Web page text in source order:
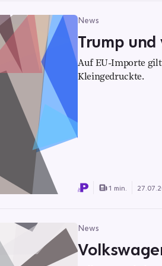
News
Trump
Auf EU-Importe gilt
Kleingedruckte.
1 min.
News